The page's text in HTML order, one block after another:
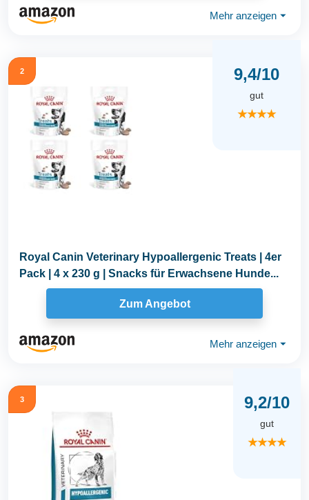
Mehr anzeigen ⏷
2 9,4/10
gut
★★★★
Royal Canin Veterinary Hypoallergenic Treats | 4er
Pack | 4 x 230 g | Snacks für Erwachsene Hunde...
Zum Angebot
Mehr anzeigen ⏷
3 9,2/10
gut
★★★★